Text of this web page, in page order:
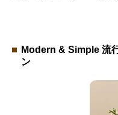
Modern & Simple 流
ン